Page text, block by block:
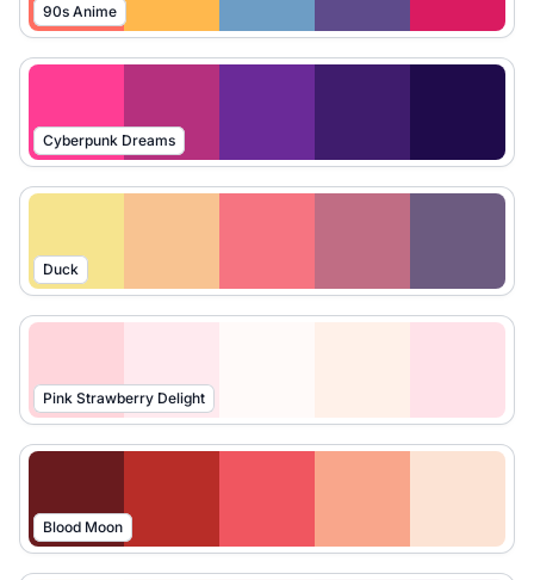
90s Anime
Cyberpunk Dreams
Duck
Pink Strawberry Delight
Blood Moon